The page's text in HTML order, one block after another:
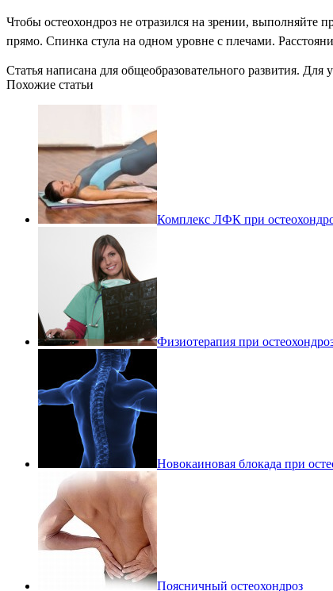
Чтобы остеохондроз не отразился на зрении, выполняйте
прямо. Спинка стула на одном уровне с плечами.
Статья написана для общеобразовательного развития.
Похожие статьи
Комплекс ЛФК при
Физиотерапия при
Новокаиновая блокада при
Поясничный остеохондроз